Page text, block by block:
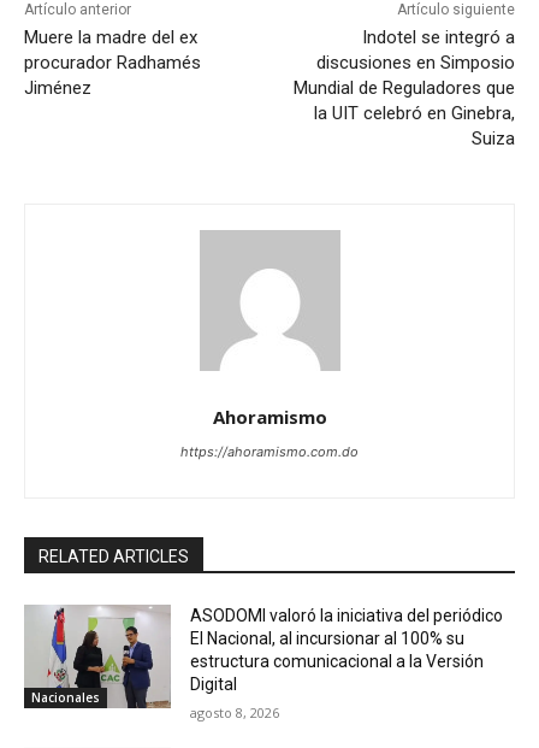
Artículo anterior
Muere la madre del ex
procurador Radhamés
Jiménez
Artículo siguiente
Indotel se integró a
discusiones en Simposio
Mundial de Reguladores que
la UIT celebró en Ginebra,
Suiza
Ahoramismo
https://ahoramismo.com.do
RELATED ARTICLES
Nacionales
ASODOMI valoró la iniciativa del periódico
El Nacional, al incursionar al 100% su
estructura comunicacional a la Versión
Digital
agosto 8, 2026